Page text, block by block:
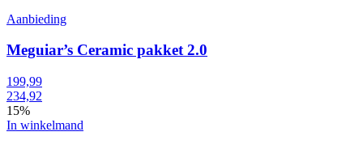
Aanbieding
Meguiar’s Ceramic pakket 2.0
199,99
234,92
15%
In winkelmand